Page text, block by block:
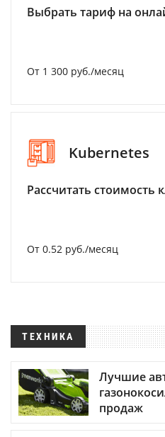
Выбрать тариф на
От 1 300 руб./месяц
Kubernetes
Рассчитать стоимость
От 0.52 руб./месяц
ТЕХНИКА
Лучшие
продаж